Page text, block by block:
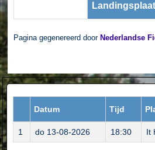
Pagina gegenereerd door Nederlandse
Datum Tijd
1 do 13-08-2026 18:30 It